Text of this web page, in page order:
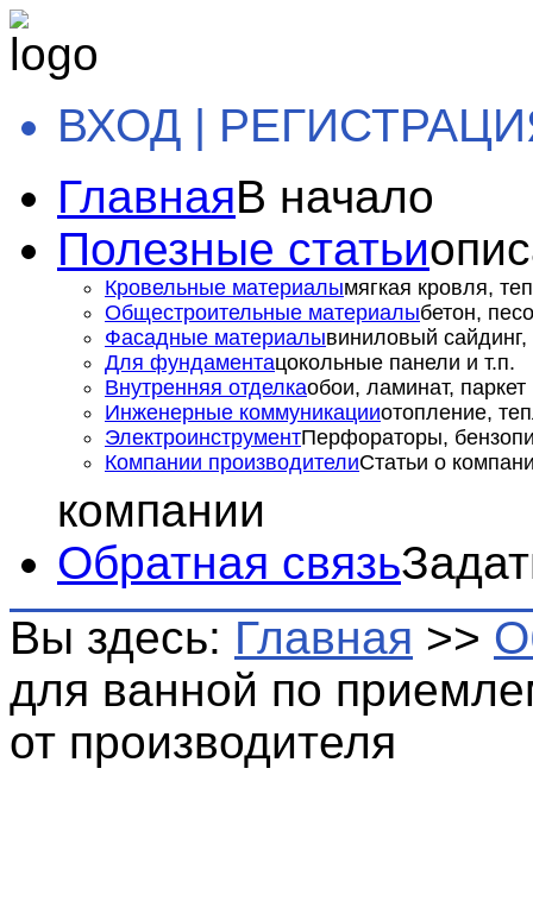
ВХОД |
ГлавнаяВ начало
Полезные статьи
Кровельные материалымягкая кровля,
Общестроительные материалыбетон,
Фасадные материалывиниловый сайдинг,
Для фундаментацокольные панели и т.п.
Внутренняя отделкаобои, ламинат, паркет
Инженерные коммуникацииотопление,
ЭлектроинструментПерфораторы,
Компании производителиСтатьи о
компании
Обратная связь
Вы здесь: Главная >>
для ванной по
от производителя